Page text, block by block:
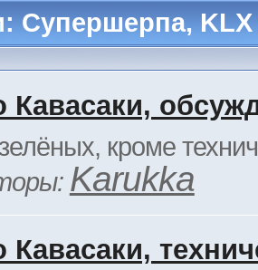
Супершерпа,
Кавасаки,
кроме
Karukka
Кавасаки,